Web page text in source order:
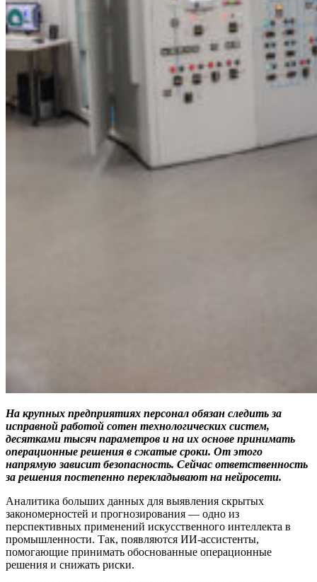
На крупных предприятиях персонал обязан следить за
исправной работой сотен технологических систем,
десятками тысяч параметров и на их основе принимать
операционные решения в сжатые сроки. От этого
напрямую зависит безопасность. Сейчас ответственность
за решения постепенно перекладывают на нейросети.
Аналитика больших данных для выявления скрытых
закономерностей и прогнозирования — одно из
перспективных применений искусственного интеллекта в
промышленности. Так, появляются ИИ-ассистенты,
помогающие принимать обоснованные операционные
решения и снижать риски.